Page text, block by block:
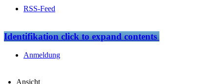
RSS-Feed
Identifikationclick to expand contents
Anmeldung
Ansicht